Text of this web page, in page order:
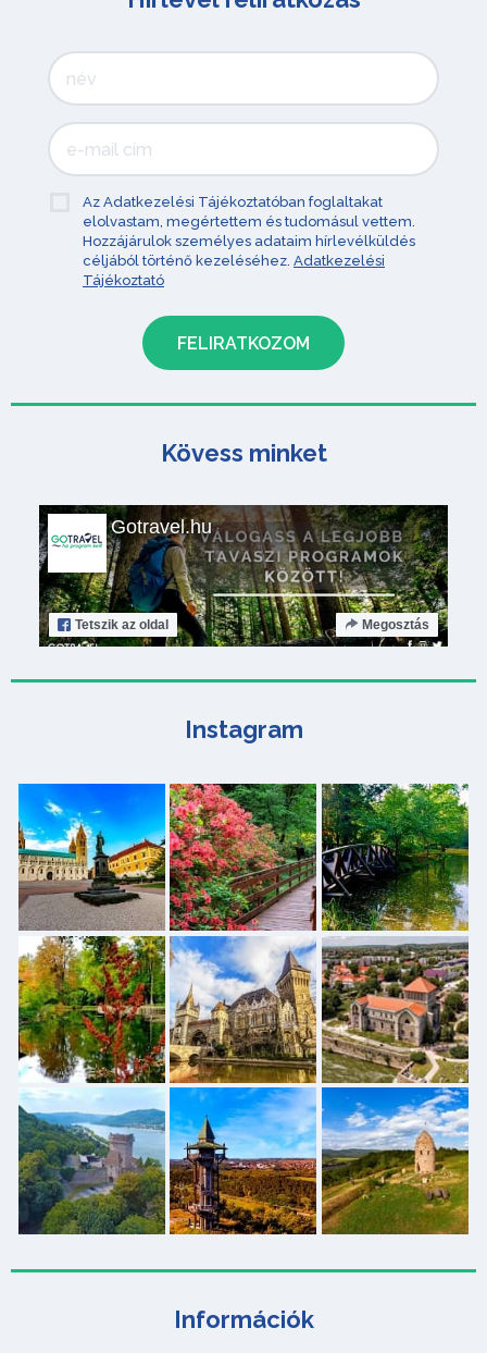
Információk
Az Adatkezelési Tájékoztatóban foglaltakat
elolvastam, megértettem és tudomásul vettem.
Hozzájárulok személyes adataim hírlevélküldés
céljából történő kezeléséhez. Adatkezelési
Tájékoztató
Kövess minket
Gotravel.hu
Tetszik az oldal Megosztás
Instagram